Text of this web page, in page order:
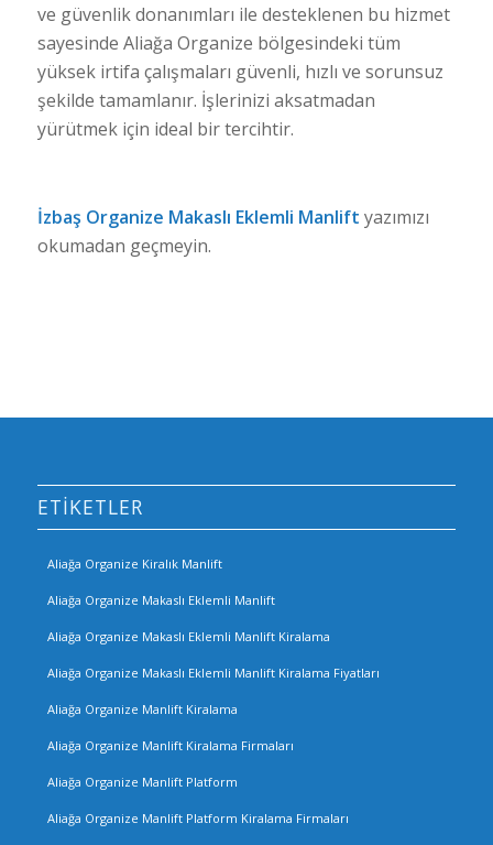
ve güvenlik donanımları ile desteklenen bu hizmet
sayesinde Aliağa Organize bölgesindeki tüm
yüksek irtifa çalışmaları güvenli, hızlı ve sorunsuz
şekilde tamamlanır. İşlerinizi aksatmadan
yürütmek için ideal bir tercihtir.
İzbaş Organize Makaslı Eklemli Manlift yazımızı
okumadan geçmeyin.
ETIKETLER
Aliağa Organize Kiralık Manlift
Aliağa Organize Makaslı Eklemli Manlift
Aliağa Organize Makaslı Eklemli Manlift Kiralama
Aliağa Organize Makaslı Eklemli Manlift Kiralama Fiyatları
Aliağa Organize Manlift Kiralama
Aliağa Organize Manlift Kiralama Firmaları
Aliağa Organize Manlift Platform
Aliağa Organize Manlift Platform Kiralama Firmaları